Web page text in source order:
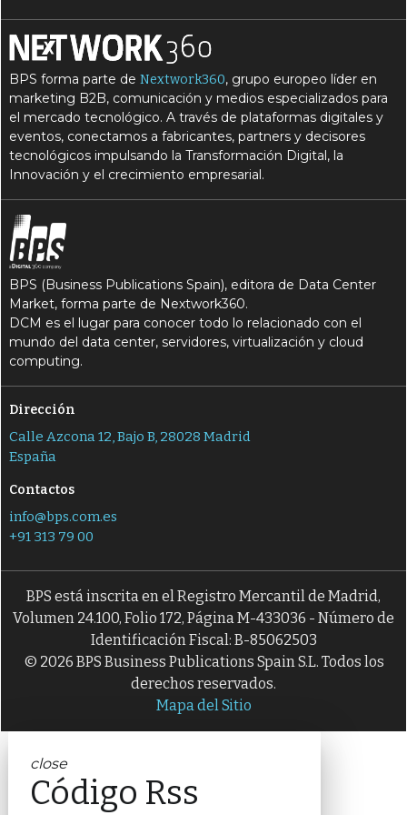
BPS forma parte deNextwork360, grupo europeo líder en
marketing B2B, comunicación y medios especializados para
el mercado tecnológico. A través de plataformas digitales y
eventos, conectamos a fabricantes, partners y decisores
tecnológicos impulsando la Transformación Digital, la
Innovación y el crecimiento empresarial.
BPS (Business Publications Spain), editora de Data Center
Market, forma parte de Nextwork360.
DCM es el lugar para conocer todo lo relacionado con el
mundo del data center, servidores, virtualización y cloud
computing.
Dirección
Calle Azcona 12, Bajo B, 28028 Madrid
España
Contactos
info@bps.com.es
+91 313 79 00
BPS está inscrita en el Registro Mercantil de Madrid,
Volumen 24.100, Folio 172, Página M-433036 - Número de
Identificación Fiscal: B-85062503
© 2026 BPS Business Publications Spain S.L. Todos los
derechos reservados.
Mapa del Sitio
close
Código Rss